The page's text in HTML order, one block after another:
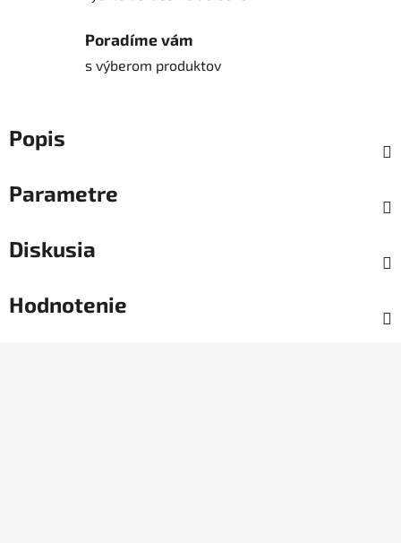
Poradíme vám
s výberom produktov
Popis
Parametre
Diskusia
Hodnotenie